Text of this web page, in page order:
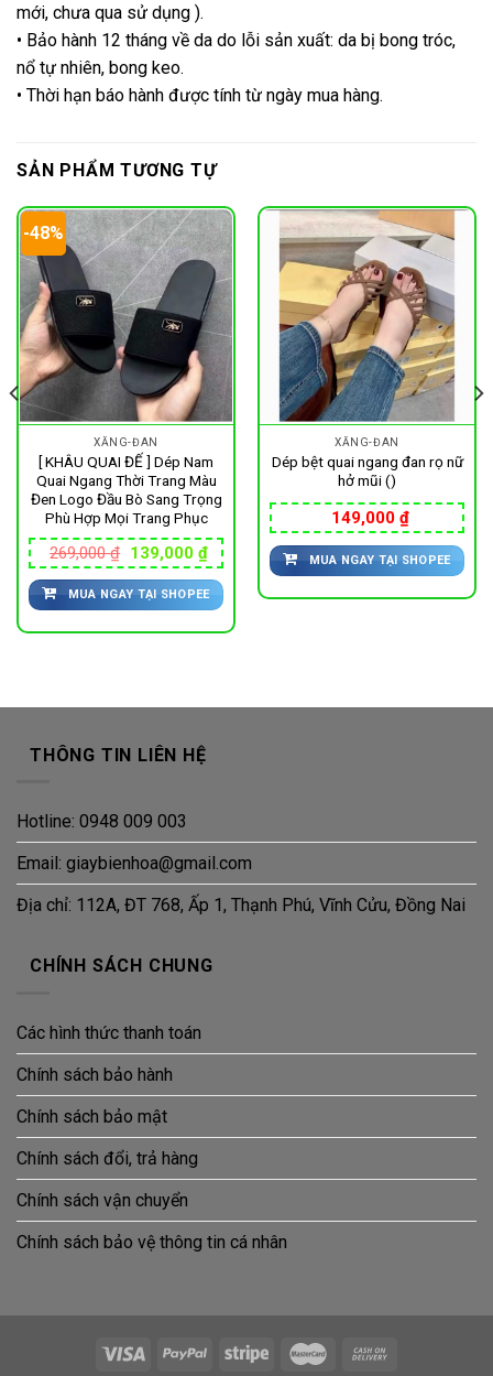
mới, chưa qua sử dụng ).
• Bảo hành 12 tháng về da do lỗi sản xuất: da bị bong tróc,
nổ tự nhiên, bong keo.
• Thời hạn báo hành được tính từ ngày mua hàng.
SẢN PHẨM TƯƠNG TỰ
-48%
XĂNG-ĐAN
[ KHÂU QUAI ĐẾ ] Dép Nam
Quai Ngang Thời Trang Màu
Đen Logo Đầu Bò Sang Trọng
Phù Hợp Mọi Trang Phục
269,000₫ Giá
gốc
là:
269,000 ₫.
139,000 ₫Giá
hiện
tại
là:
139,000 ₫.
MUA NGAY TẠI SHOPEE
XĂNG-ĐAN
Dép bệt quai ngang đan rọ nữ
hở mũi ()
149,000 ₫
MUA NGAY TẠI SHOPEE
₫.
THÔNG TIN LIÊN HỆ
Hotline: 0948 009 003
Email: giaybienhoa@gmail.com
Địa chỉ: 112A, ĐT 768, Ấp 1, Thạnh Phú, Vĩnh Cửu, Đồng Nai
CHÍNH SÁCH CHUNG
Các hình thức thanh toán
Chính sách bảo hành
Chính sách bảo mật
Chính sách đổi, trả hàng
Chính sách vận chuyển
Chính sách bảo vệ thông tin cá nhân